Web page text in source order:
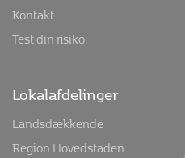
Kontakt
Test din risiko
Lokalafdelinger
Landsdækkende
Region Hovedstaden